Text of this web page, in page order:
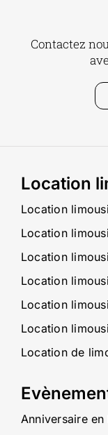
Contactez
Location
Location
Location
Location
Location
Location
Location
Location de
Anniversaire